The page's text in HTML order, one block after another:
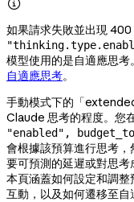
如果請求失敗並出現
模型使用的是自適應思考
自適應思考。
手動模式下的「
Claude 思考的程度。您
"enabled",
會根據該預算進行思考
要可預測的延遲或對思考
本頁涵蓋如何設定和調
互動，以及如何遷移至自